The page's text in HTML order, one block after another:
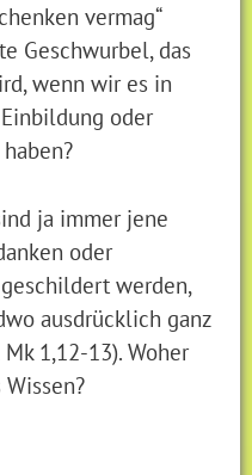
vermag“
Geschwurbel, das
wenn wir es in
oder
ja immer jene
oder
werden,
ausdrücklich ganz
1,12-13). Woher